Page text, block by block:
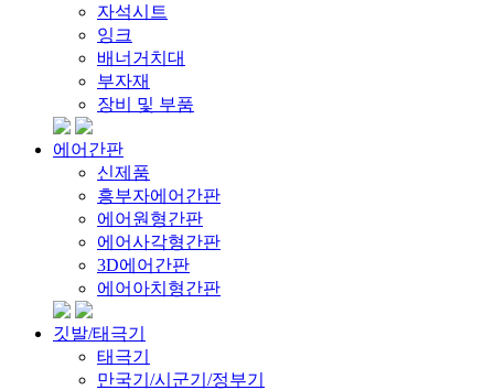
자석시트
잉크
배너거치대
부자재
장비 및 부품
에어간판
신제품
흥부자에어간판
에어원형간판
에어사각형간판
3D에어간판
에어아치형간판
깃발/태극기
태극기
만국기/시군기/정부기